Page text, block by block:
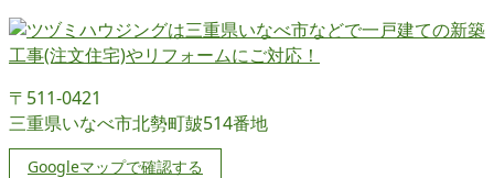
〒511-0421
三重県いなべ市北勢町皷514番地
Googleマップで確認する